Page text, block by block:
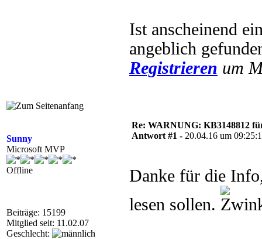
Ist anscheinend
angeblich
Registrieren um
Sunny
Microsoft MVP
Offline
Beiträge: 15199
Mitglied seit: 11.02.07
Geschlecht:
Re: WARNUNG: KB3148812
Antwort #1 - 20.04.16 um
Danke für die
lesen sollen.